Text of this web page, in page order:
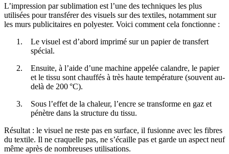
L’impression par sublimation est l’une des techniques les plus
utilisées pour transférer des visuels sur des textiles, notamment sur
les murs publicitaires en polyester. Voici comment cela fonctionne :
Le visuel est d’abord imprimé sur un papier de transfert
spécial.
Ensuite, à l’aide d’une machine appelée calandre, le papier
et le tissu sont chauffés à très haute température (souvent au-
delà de 200 °C).
Sous l’effet de la chaleur, l’encre se transforme en gaz et
pénètre dans la structure du tissu.
Résultat : le visuel ne reste pas en surface, il fusionne avec les fibres
du textile. Il ne craquelle pas, ne s’écaille pas et garde un aspect neuf
même après de nombreuses utilisations.